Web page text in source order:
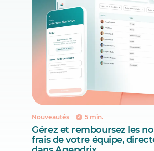
Nouveautés 5 min.
Gérez et remboursez les
frais de votre équipe,